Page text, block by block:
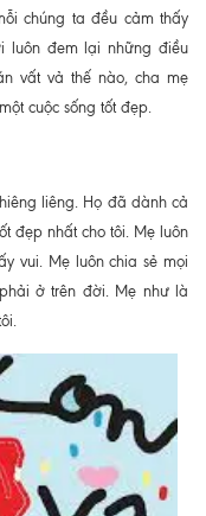
chúng ta đều cảm thấy
luôn đem lại những điều
vất vả thế nào, cha mẹ
cuộc sống tốt đẹp.
liêng. Họ đã dành cả
đẹp nhất cho tôi. Mẹ luôn
vui. Mẹ luôn chia sẻ mọi
ở trên đời. Mẹ như là